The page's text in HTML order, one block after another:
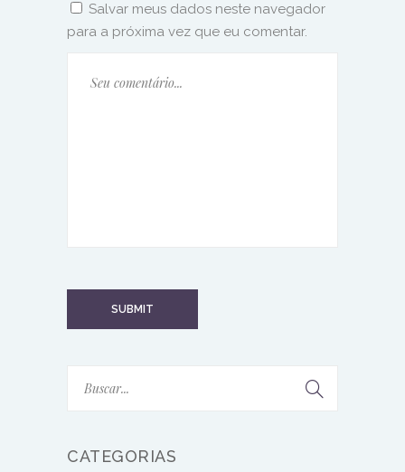
Salvar meus dados neste navegador
para a próxima vez que eu comentar.
CATEGORIAS